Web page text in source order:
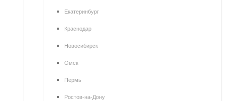
Екатеринбург
Краснодар
Новосибирск
Омск
Пермь
Ростов-на-Дону